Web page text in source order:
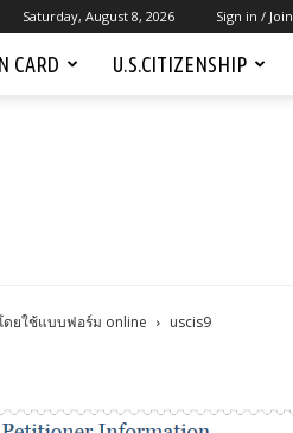
Saturday, August 8, 2026 Sign in / Join
CARD U.S.CITIZENSHIP
ดยใช้แบบฟอร์ม online uscis9